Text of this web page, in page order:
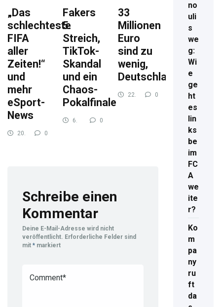
„Das
schlechteste
FIFA
aller
Zeiten!“
und
mehr
eSport-
News
20.
0
Fakers
5.
Streich,
TikTok-
Skandal
und ein
Chaos-
Pokalfinale
6.
0
33
Millionen
Euro
sind zu
wenig,
Deutschland!
22.
0
Schreibe einen
Kommentar
Deine E-Mail-Adresse wird nicht
veröffentlicht. Erforderliche Felder sind
mit * markiert
no
uli
s
we
g:
Wi
e
ge
ht
es
lin
ks
be
im
FC
A
we
ite
r?
Ko
m
pa
ny
ru
ft
da